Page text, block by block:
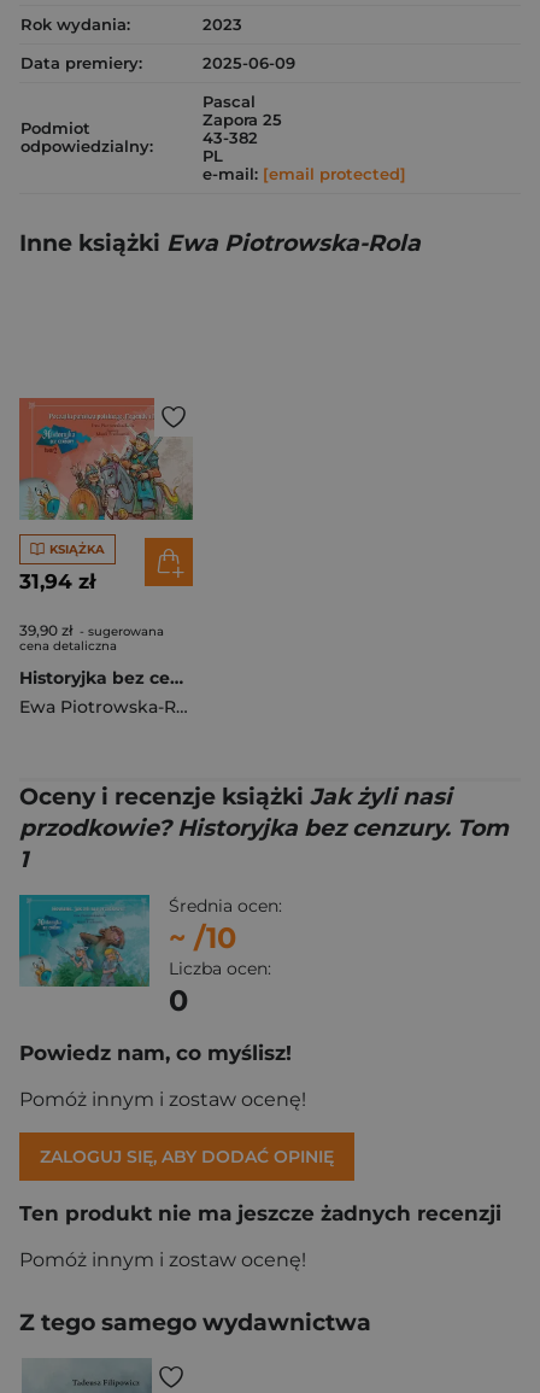
Rok wydania:
2023
Data premiery:
2025-06-09
Podmiot
odpowiedzialny:
Pascal
Zapora 25
43-382
PL
e-mail: [email protected]
Inne książki Ewa Piotrowska-Rola
KSIĄŻKA
31,94 zł
39,90 zł - sugerowana
cena detaliczna
Historyjka bez cenzury Początki państwa Tom 2
Ewa Piotrowska-Rola
Oceny i recenzje książki Jak żyli nasi
przodkowie? Historyjka bez cenzury. Tom
1
Średnia ocen:
~ /10
Liczba ocen:
0
Powiedz nam, co myślisz!
Pomóż innym i zostaw ocenę!
ZALOGUJ SIĘ, ABY DODAĆ OPINIĘ
Ten produkt nie ma jeszcze żadnych recenzji
Pomóż innym i zostaw ocenę!
Z tego samego wydawnictwa